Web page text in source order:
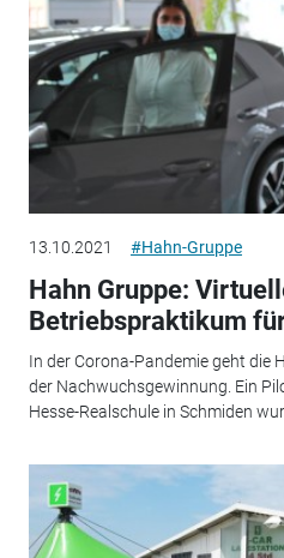
13.10.2021 #Hahn-Gruppe
Hahn Gruppe:
Betriebspraktikum
In der Corona-Pandemie geht die
der Nachwuchsgewinnung. Ein
Hesse-Realschule in Schmiden